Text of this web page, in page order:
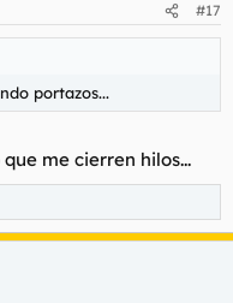
#17
portazos...
me cierren hilos...